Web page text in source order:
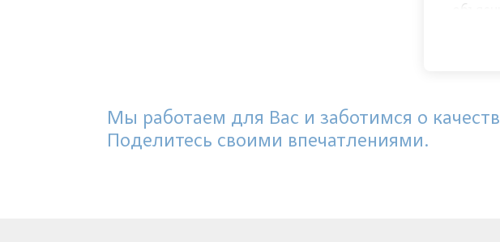
Мы работаем для Вас и заботимся о
Поделитесь своими впечатлениями.